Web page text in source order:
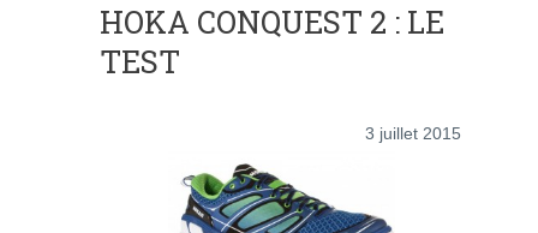
HOKA CONQUEST 2 : LE
TEST
3 juillet 2015